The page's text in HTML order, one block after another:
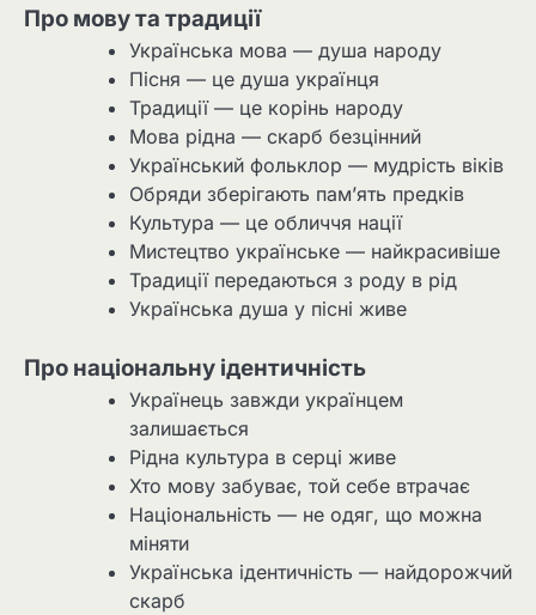
Про мову та традиції
Українська мова — душа народу
Пісня — це душа українця
Традиції — це корінь народу
Мова рідна — скарб безцінний
Український фольклор — мудрість віків
Обряди зберігають пам’ять предків
Культура — це обличчя нації
Мистецтво українське — найкрасивіше
Традиції передаються з роду в рід
Українська душа у пісні живе
Про національну ідентичність
Українець завжди українцем
залишається
Рідна культура в серці живе
Хто мову забуває, той себе втрачає
Національність — не одяг, що можна
міняти
Українська ідентичність — найдорожчий
скарб